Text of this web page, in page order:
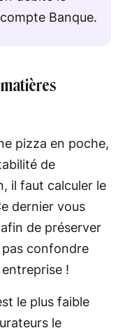
Banque.
pizza en poche,
de
il faut calculer le
dernier vous
de préserver
confondre
entreprise !
le plus faible
le